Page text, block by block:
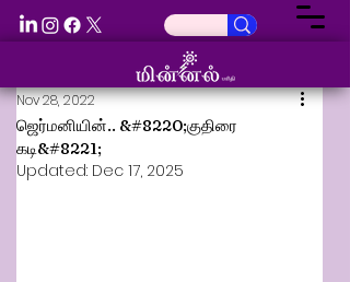
ஜெர்மனியின்.. &#8220;குதிரை
கடி&#8221;
Nov 28, 2022
Updated: Dec 17, 2025